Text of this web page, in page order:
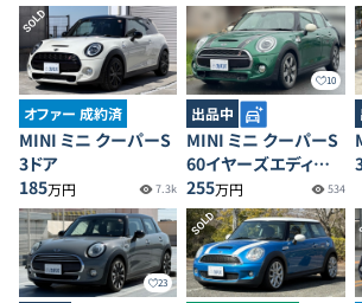
SOLD
オファー 成約済
MINI ミニ クーパーS
3ドア
185万円 7.3k
10
出品中
MINI ミニ クーパーS
60イヤーズエディショ
ン
255万円 534
23
SOLD